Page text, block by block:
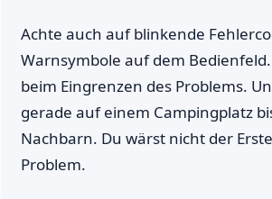
Achte auch auf blinkende
Warnsymbole auf dem
beim Eingrenzen des Problems.
gerade auf einem Campingplatz
Nachbarn. Du wärst nicht der
Problem.